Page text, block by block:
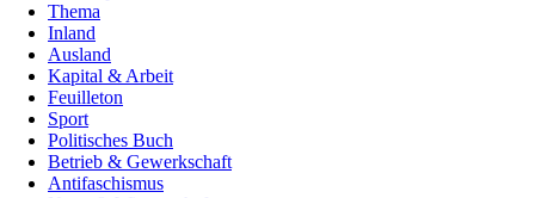
Thema
Inland
Ausland
Kapital & Arbeit
Feuilleton
Sport
Politisches Buch
Betrieb & Gewerkschaft
Antifaschismus